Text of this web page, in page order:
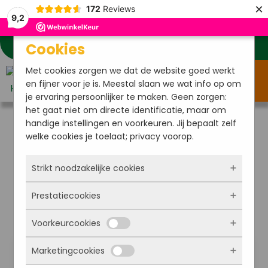
9,2
172 Reviews ×
Menu
Home/Tuindecoratie/ Paal ornamenten
Paal ornamenten
Cookies
Met cookies zorgen we dat de website goed werkt
en fijner voor je is. Meestal slaan we wat info op om
je ervaring persoonlijker te maken. Geen zorgen:
het gaat niet om directe identificatie, maar om
handige instellingen en voorkeuren. Jij bepaalt zelf
welke cookies je toelaat; privacy voorop.
Strikt noodzakelijke cookies
Deze cookies zorgen ervoor dat de website
überhaupt werkt. Ze zijn dus altijd actief en
kunnen niet worden uitgezet. Meestal worden
ze alleen geplaatst als jij iets doet, zoals
inloggen, een formulier invullen of je
Prestatiecookies
Met deze cookies zien we hoe vaak onze site
bezocht wordt, waar bezoekers vandaan
komen en welke pagina’s populair zijn. Zo
Voorkeurcookies
Deze cookies onthouden jouw voorkeuren.
Marketingcookies